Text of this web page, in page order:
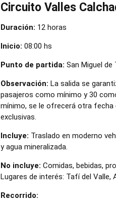
Circuito Valles
Duración: 12 horas
Inicio: 08:00 hs
Punto de partida: San Miguel de
Observación: La salida se
pasajeros como mínimo y 30
mínimo, se le ofrecerá otra fecha
exclusivas.
Incluye: Traslado en moderno
y agua mineralizada.
No incluye: Comidas, bebidas,
Lugares de interés: Tafí del Valle,
Recorrido: